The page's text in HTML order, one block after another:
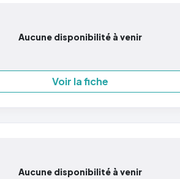
Aucune disponibilité à venir
Voir la fiche
Aucune disponibilité à venir